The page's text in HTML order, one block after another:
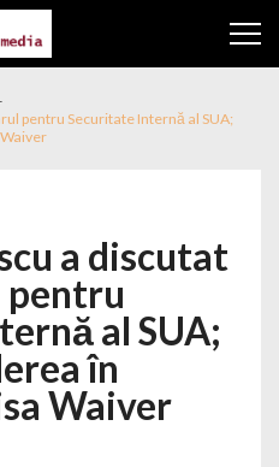
pentru Securitate Internă al SUA;
a discutat
pentru
al SUA;
în
Waiver